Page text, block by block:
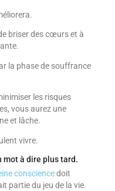
briser des cœurs et à
la phase de souffrance
les risques
vous aurez une
et lâche.
vivre.
mot à dire plus tard.
consciencedoit
partie du jeu de la vie.